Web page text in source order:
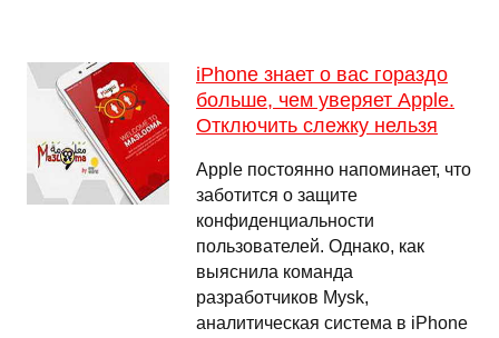
iPhone знает о вас гораздо
больше, чем уверяет Apple.
Отключить слежку нельзя
Apple постоянно напоминает, что
заботится о защите
конфиденциальности
пользователей. Однако, как
выяснила команда
разработчиков Mysk,
аналитическая система в iPhone